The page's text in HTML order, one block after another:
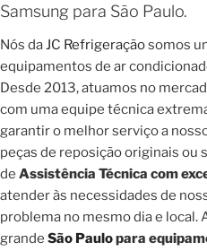
Samsung para São Paulo.
Nós daJC Refrigeraçãosomos
equipamentos de ar
Desde 2013, atuamos no
com uma equipe técnica
garantir o melhor serviço a
peças de reposição originais ou
de Assistência Técnica com
atender às necessidades de
problema no mesmo dia e local.
grande São Paulopara